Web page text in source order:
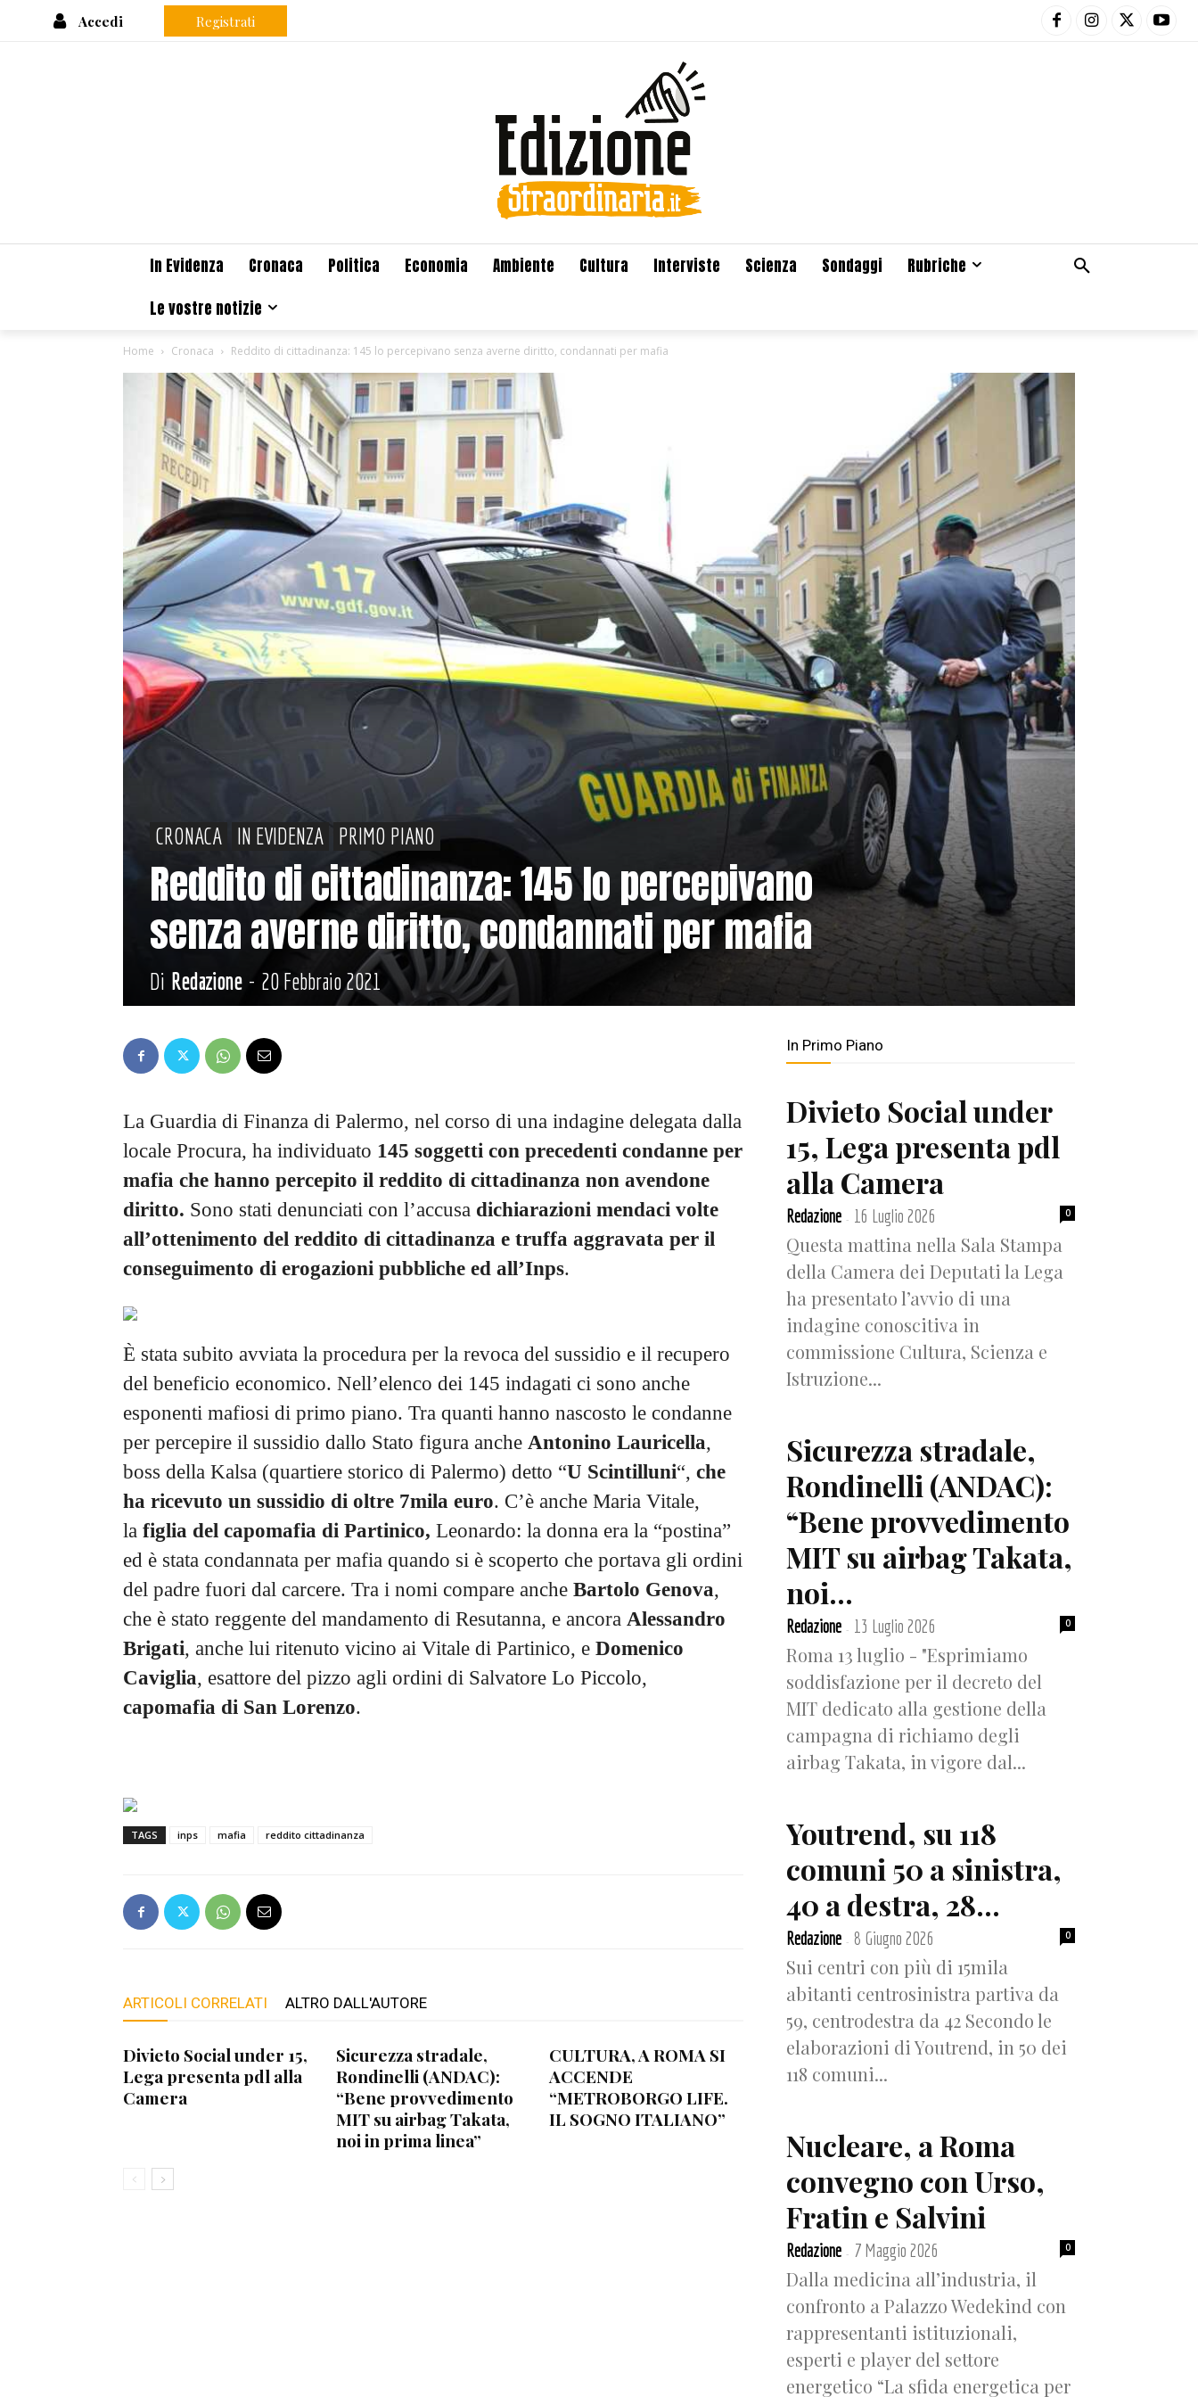
Accedi Registrati
In Evidenza Cronaca Politica Economia Ambiente Cultura Interviste Scienza Sondaggi
Rubriche
Le vostre notizie
Home Cronaca Reddito di cittadinanza: 145 lo percepivano senza averne diritto, condannati per mafia
CRONACA IN EVIDENZA PRIMO PIANO
Reddito di cittadinanza: 145 lo percepivano
senza averne diritto, condannati per mafia
Di Redazione - 20 Febbraio 2021
La Guardia di Finanza di Palermo, nel corso di una indagine delegata dalla
locale Procura, ha individuato 145 soggetti con precedenti condanne per
mafia che hanno percepito il reddito di cittadinanza non avendone
diritto. Sono stati denunciati con l’accusa dichiarazioni mendaci volte
all’ottenimento del reddito di cittadinanza e truffa aggravata per il
conseguimento di erogazioni pubbliche ed all’Inps.
È stata subito avviata la procedura per la revoca del sussidio e il recupero
del beneficio economico. Nell’elenco dei 145 indagati ci sono anche
esponenti mafiosi di primo piano. Tra quanti hanno nascosto le condanne
per percepire il sussidio dallo Stato figura anche Antonino Lauricella,
boss della Kalsa (quartiere storico di Palermo) detto “U Scintilluni“, che
ha ricevuto un sussidio di oltre 7mila euro. C’è anche Maria Vitale,
la figlia del capomafia di Partinico, Leonardo: la donna era la “postina”
ed è stata condannata per mafia quando si è scoperto che portava gli ordini
del padre fuori dal carcere. Tra i nomi compare anche Bartolo Genova,
che è stato reggente del mandamento di Resutanna, e ancora Alessandro
Brigati, anche lui ritenuto vicino ai Vitale di Partinico, e Domenico
Caviglia, esattore del pizzo agli ordini di Salvatore Lo Piccolo,
capomafia di San Lorenzo.
TAGS inps mafia reddito cittadinanza
ARTICOLI CORRELATI ALTRO DALL'AUTORE
Divieto Social under 15,
Lega presenta pdl alla
Camera
Sicurezza stradale,
Rondinelli (ANDAC):
“Bene provvedimento
MIT su airbag Takata,
noi in prima linea”
CULTURA, A ROMA SI
ACCENDE
“METROBORGO LIFE.
IL SOGNO ITALIANO”
In Primo Piano
Divieto Social under
15, Lega presenta pdl
alla Camera
Redazione - 16 Luglio 2026 0
Questa mattina nella Sala Stampa
della Camera dei Deputati la Lega
ha presentato l’avvio di una
indagine conoscitiva in
commissione Cultura, Scienza e
Istruzione...
Sicurezza stradale,
Rondinelli (ANDAC):
“Bene provvedimento
MIT su airbag Takata,
noi...
Redazione - 13 Luglio 2026 0
Roma 13 luglio - "Esprimiamo
soddisfazione per il decreto del
MIT dedicato alla gestione della
campagna di richiamo degli
airbag Takata, in vigore dal...
Youtrend, su 118
comuni 50 a sinistra,
40 a destra, 28...
Redazione - 8 Giugno 2026 0
Sui centri con più di 15mila
abitanti centrosinistra partiva da
59, centrodestra da 42 Secondo le
elaborazioni di Youtrend, in 50 dei
118 comuni...
Nucleare, a Roma
convegno con Urso,
Fratin e Salvini
Redazione - 7 Maggio 2026 0
Dalla medicina all’industria, il
confronto a Palazzo Wedekind con
rappresentanti istituzionali,
esperti e player del settore
energetico “La sfida energetica per